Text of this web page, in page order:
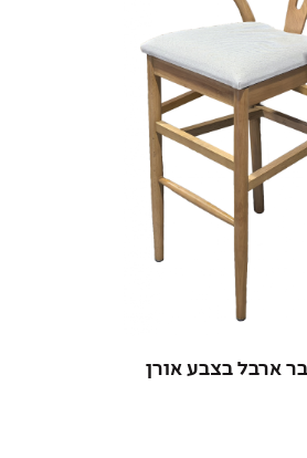
ארבל בצבע אורן